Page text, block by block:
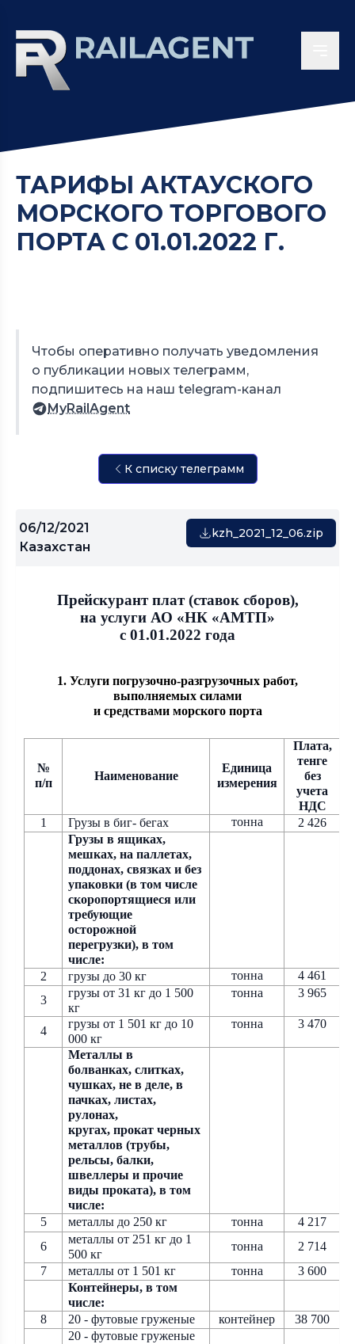
ТАРИФЫ АКТАУСКОГО
МОРСКОГО ТОРГОВОГО
ПОРТА C 01.01.2022 Г.
Чтобы оперативно получать уведомления
о публикации новых телеграмм,
подпишитесь на наш telegram-канал
MyRailAgent
К списку телеграмм
06/12/2021
Казахстан
kzh_2021_12_06.zip
Прейскурант плат (ставок сборов),
на услуги АО «НК «АМТП»
с 01.01.2022 года
1. Услуги погрузочно-разгрузочных работ,
выполняемых силами
и средствами морского порта
№
п/п
Наименование
Единица
измерения
Плата,
тенге
без
учета
НДС
1
Грузы в биг- бегах тонна
2 426
Грузы в ящиках,
мешках, на паллетах,
поддонах, связках и без
упаковки (в том числе
скоропортящиеся или
требующие
осторожной
перегрузки), в том
числе:
2
грузы до 30 кг тонна
4 461
3
грузы от 31 кг до 1 500
кг
тонна 3 965
4
грузы от 1 501 кг до 10
000 кг
тонна 3 470
Металлы в
болванках, слитках,
чушках, не в деле, в
пачках, листах,
рулонах,
кругах, прокат черных
металлов (трубы,
рельсы, балки,
швеллеры и прочие
виды проката), в том
числе:
5
металлы до 250 кг тонна
4 217
6
металлы от 251 кг до 1
500 кг
тонна
2 714
7
металлы от 1 501 кг тонна
3 600
Контейнеры, в том
числе:
8
20 - футовые груженые контейнер 38 700
20 - футовые груженые